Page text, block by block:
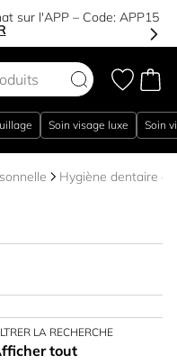
sur l'APP – Code: APP15
Soin visage luxe Soin
Hygiène dentaire et
LA RECHERCHE
tout